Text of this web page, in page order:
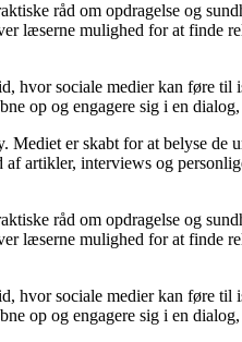
råd om opdragelse og
læserne mulighed for at finde
hvor sociale medier kan føre
op og engagere sig i en
Mediet er skabt for at belyse
artikler, interviews og
råd om opdragelse og
læserne mulighed for at finde
hvor sociale medier kan føre
op og engagere sig i en